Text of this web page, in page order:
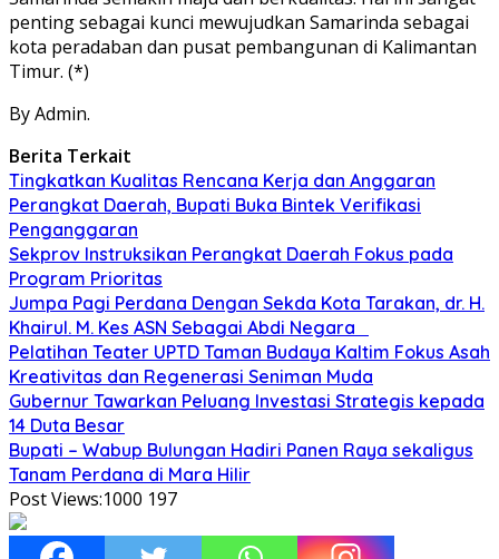
penting sebagai kunci mewujudkan Samarinda sebagai
kota peradaban dan pusat pembangunan di Kalimantan
Timur. (*)
By Admin.
Berita Terkait
Tingkatkan Kualitas Rencana Kerja dan Anggaran
Perangkat Daerah, Bupati Buka Bintek Verifikasi
Penganggaran
Sekprov Instruksikan Perangkat Daerah Fokus pada
Program Prioritas
Jumpa Pagi Perdana Dengan Sekda Kota Tarakan, dr. H.
Khairul. M. Kes ASN Sebagai Abdi Negara
Pelatihan Teater UPTD Taman Budaya Kaltim Fokus Asah
Kreativitas dan Regenerasi Seniman Muda
Gubernur Tawarkan Peluang Investasi Strategis kepada
14 Duta Besar
Bupati – Wabup Bulungan Hadiri Panen Raya sekaligus
Tanam Perdana di Mara Hilir
Post Views:1000 197